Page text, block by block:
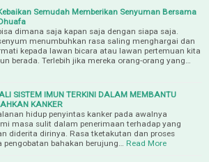
Semudah Memberikan Senyuman Bersama
dimana saja kapan saja dengan siapa saja.
menumbuhkan rasa saling menghargai dan
kepada lawan bicara atau lawan pertemuan kita
berada. Terlebih jika mereka orang-orang yang…
SISTEM IMUN TERKINI DALAM MEMBANTU
KANKER
hidup penyintas kanker pada awalnya
masa sulit dalam penerimaan terhadap yang
diderita dirinya. Rasa tketakutan dan proses
pengobatan bahakan berujung… Read More